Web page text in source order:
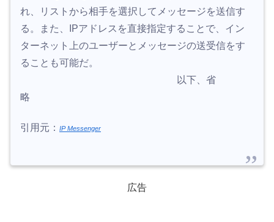
れ、リストから相手を選択してメッセージを送信す
る。また、IPアドレスを直接指定することで、イン
ターネット上のユーザーとメッセージの送受信をす
ることも可能だ。
以下、省
略
引用元： IP Messenger
広告